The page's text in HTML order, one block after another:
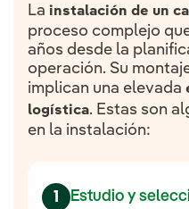
La instalación de un
proceso complejo
años desde la
operación. Su
implican una elevada
logística. Estas son
en la instalación:
1 Estudio y